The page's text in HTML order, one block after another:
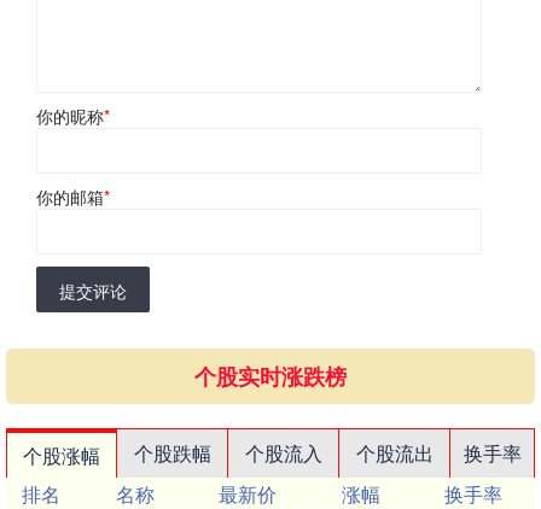
你的昵称*
你的邮箱*
提交评论
个股实时涨跌榜
个股涨幅 个股跌幅 个股流入 个股流出
换手率
排名
名称 最新价 涨幅 换手率